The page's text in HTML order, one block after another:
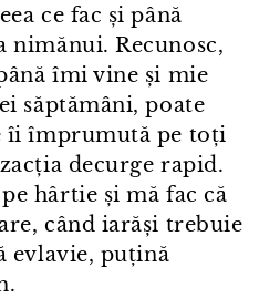
ce fac și până
nimănui. Recunosc,
îmi vine și mie
săptămâni, poate
îi împrumută pe toți
decurge rapid.
hârtie și mă fac că
când iarăși trebuie
evlavie, puțină